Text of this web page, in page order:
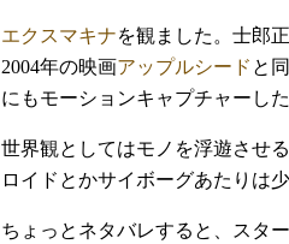
エクスマキナを観ました。士郎
2004年の映画アップルシード と
にもモーションキャプチャーし
世界観としてはモノを浮遊させ
ロイドとかサイボーグあたりは
ちょっとネタバレすると、スタ